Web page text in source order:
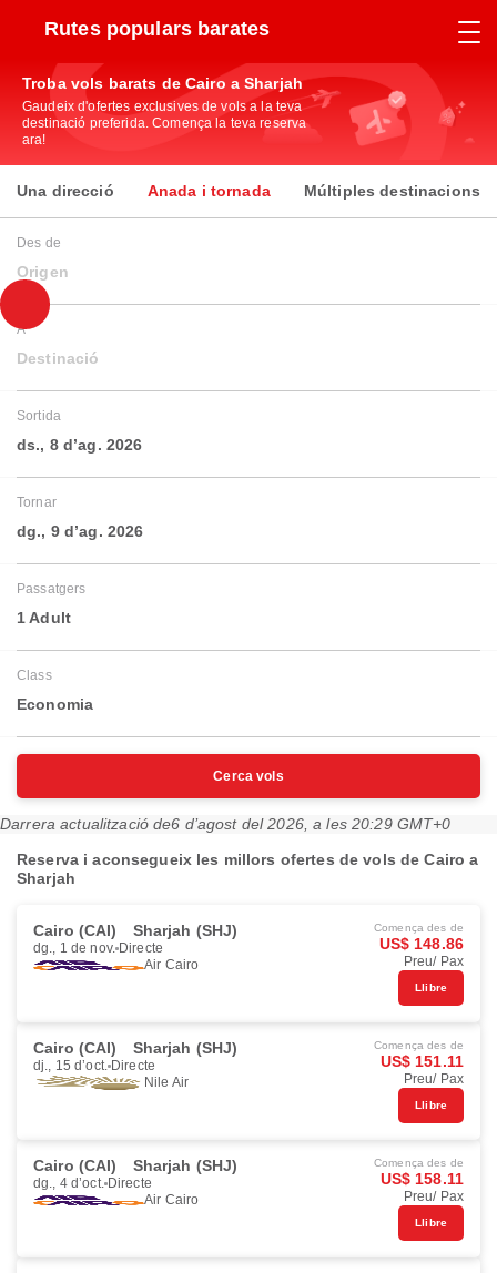
Rutes populars barates
Troba vols barats de Cairo a Sharjah
Gaudeix d'ofertes exclusives de vols a la teva
destinació preferida. Comença la teva reserva
ara!
Una direcció Anada i tornada Múltiples destinacions
Des de
Origen
A
Destinació
Sortida
ds., 8 d’ag. 2026
Tornar
dg., 9 d’ag. 2026
Passatgers
1 Adult
Class
Economia
Cerca vols
Darrera actualització de6 d’agost del 2026, a les 20:29 GMT+0
Reserva i aconsegueix les millors ofertes de vols de Cairo a
Sharjah
Cairo (CAI) Sharjah (SHJ)
dg., 1 de nov. Directe
Air Cairo
Comença des de
US$ 148.86
Preu/ Pax
Llibre
Cairo (CAI) Sharjah (SHJ)
dj., 15 d’oct. Directe
Nile Air
Comença des de
US$ 151.11
Preu/ Pax
Llibre
Cairo (CAI) Sharjah (SHJ)
dg., 4 d’oct. Directe
Air Cairo
Comença des de
US$ 158.11
Preu/ Pax
Llibre